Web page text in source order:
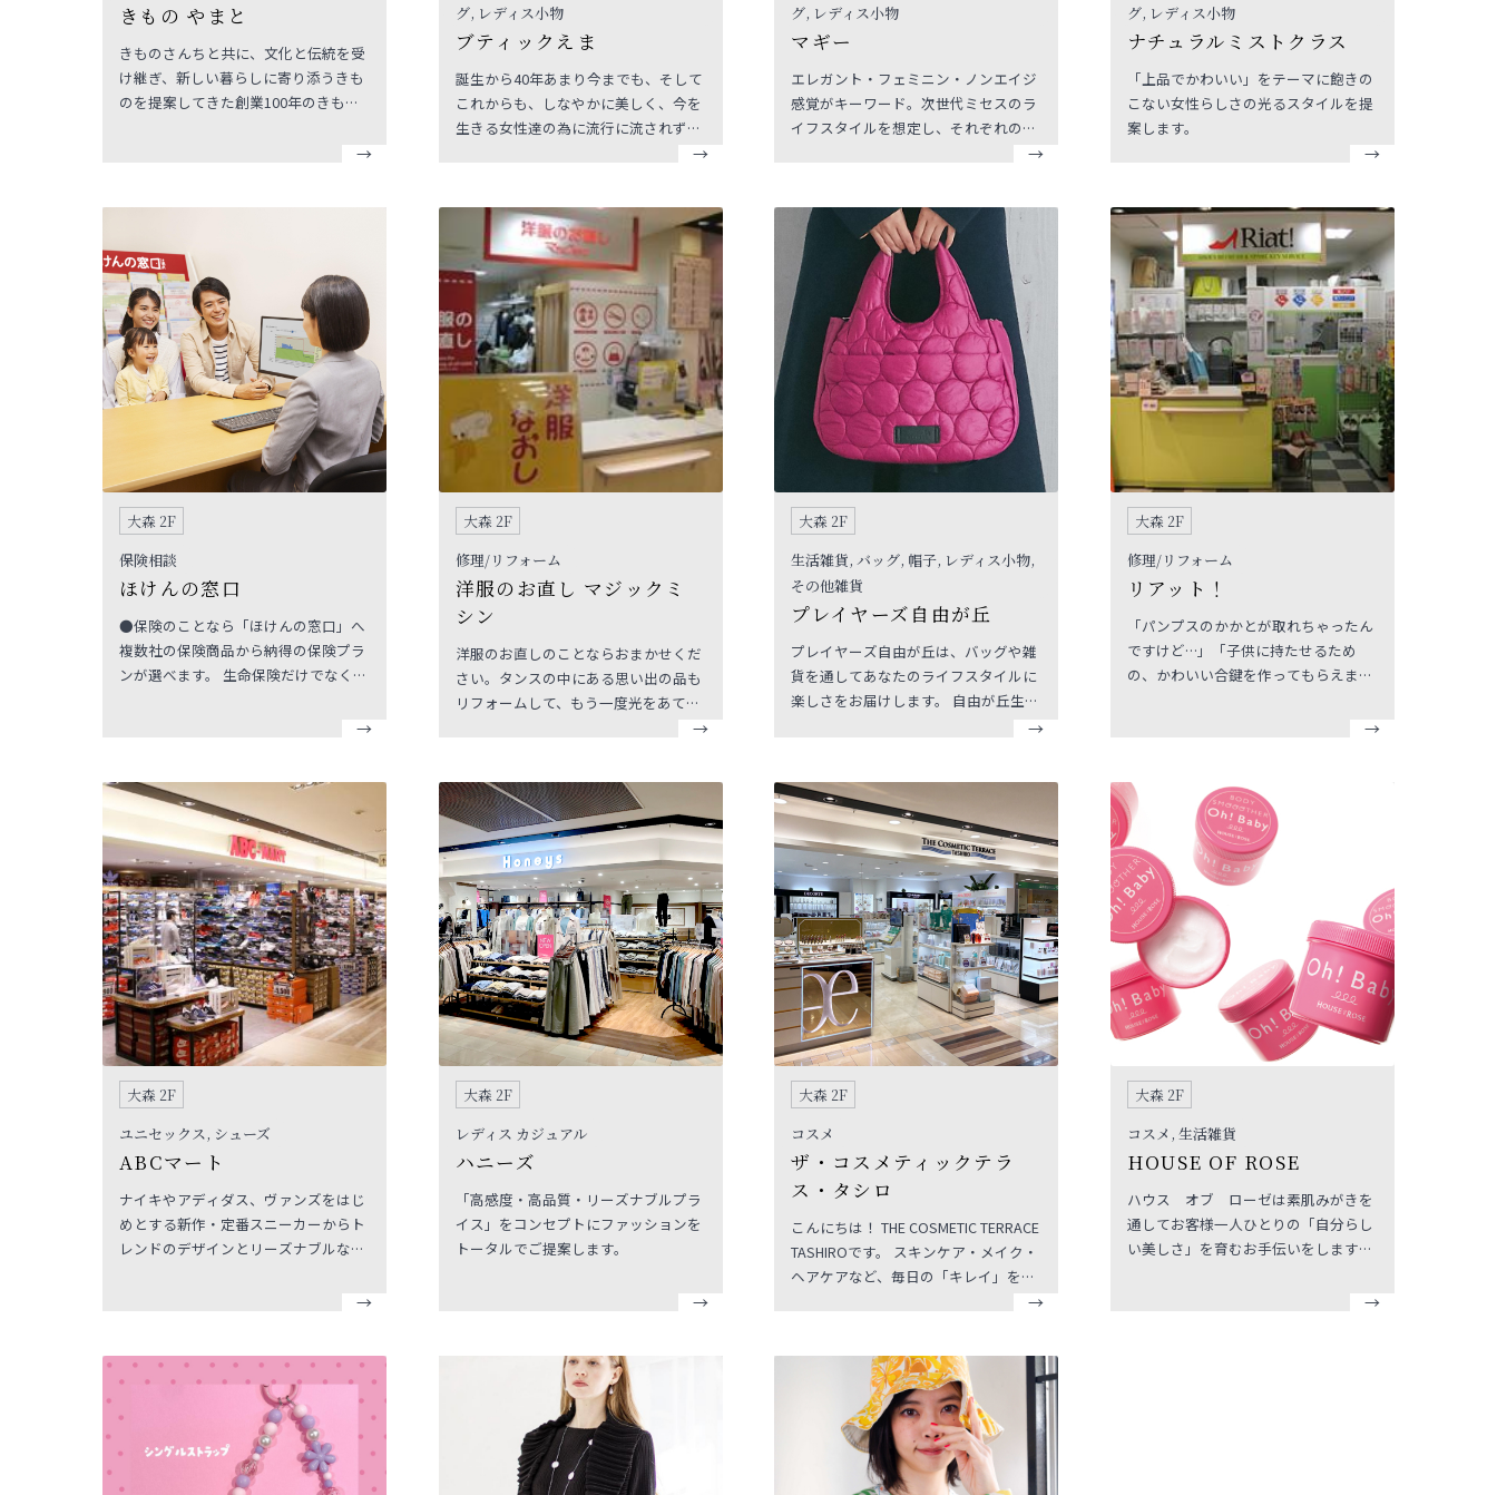
きもの やまと
きものさんちと共に、文化と伝統を受
け継ぎ、新しい暮らしに寄り添うきも
のを提案してきた創業100年のきもの
かけ着から、さんちの手仕事を感じる
のや、着付や撮影、お手入れなど豊富
なサービスもご用意しています。お客
様の日々ときものがいい出会いとなる
よう、心を込めてお手伝いいたしま
す。クリーニングも承っておりますの
で、お気軽にご来店下さいませ。
グ, レディス小物
ブティックえま
誕生から40年あまり今までも、そして
これからも、しなやかに美しく、今を
生きる女性達の為に流行に流されず着
る人のイメージや、生き方によってさ
らなかった新しい自分との素敵な出会
いにきっとなるでしょう。
グ, レディス小物
マギー
エレガント・フェミニン・ノンエイジ
感覚がキーワード。次世代ミセスのラ
イフスタイルを想定し、それぞれのシ
ーンに応じた、幅広く着回しのできる
グ, レディス小物
ナチュラルミストクラス
「上品でかわいい」をテーマに飽きの
こない女性らしさの光るスタイルを提
案します。
大森 2F
保険相談
ほけんの窓口
●保険のことなら「ほけんの窓口」へ
複数社の保険商品から納得の保険プラ
ンが選べます。 生命保険だけでなく、
大森 2F
修理/リフォーム
洋服のお直し マジックミ
シン
洋服のお直しのことならおまかせくだ
さい。タンスの中にある思い出の品も
リフォームして、もう一度光をあてる
大森 2F
生活雑貨, バッグ, 帽子, レディス小物,
その他雑貨
プレイヤーズ自由が丘
プレイヤーズ自由が丘は、バッグや雑
貨を通してあなたのライフスタイルに
楽しさをお届けします。 自由が丘生ま
れの品の良いバッグ、可愛いラッピン
大森 2F
修理/リフォーム
リアット！
「パンプスのかかとが取れちゃったん
ですけど…」「子供に持たせるため
の、かわいい合鍵を作ってもらえませ
ます。
大森 2F
ユニセックス, シューズ
ABCマート
ナイキやアディダス、ヴァンズをはじ
めとする新作・定番スニーカーからト
レンドのデザインとリーズナブルな価
大森 2F
レディス カジュアル
ハニーズ
「高感度・高品質・リーズナブルプラ
イス」をコンセプトにファッションを
トータルでご提案します。
大森 2F
コスメ
ザ・コスメティックテラ
ス・タシロ
こんにちは！ THE COSMETIC TERRACE
TASHIROです。 スキンケア・メイク・
ヘアケアなど、毎日の「キレイ」をサ
ポートするアイテムを豊富に取り揃え
ッフが最適なアイテムをご提案いたし
に合わせたケア、メイクのご相談ま
で、お気軽にお声がけください。 THE
COSMETIC TERRACE TASHIRO公式アプ
大森 2F
コスメ, 生活雑貨
HOUSE OF ROSE
ハウス オブ ローゼは素肌みがきを
通してお客様一人ひとりの「自分らし
い美しさ」を育むお手伝いをします。